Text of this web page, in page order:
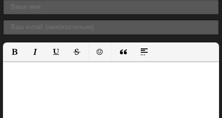
Полужирный
КурсивПодчеркнутый
ЗачеркнутыйВставить смайлик
Вставка цитаты
Вставка спойлера